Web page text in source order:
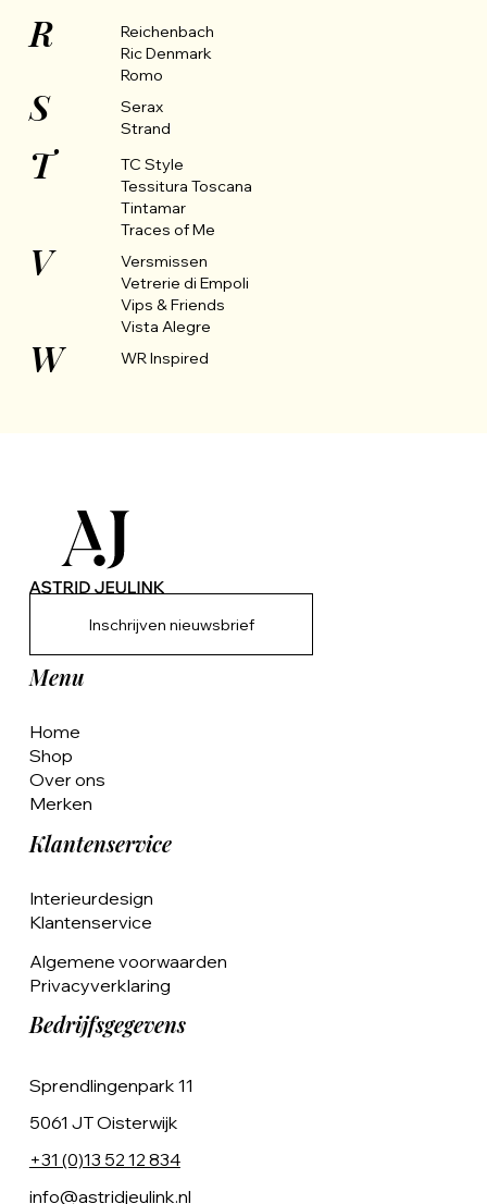
R
Reichenbach
Ric Denmark
Romo
S
Serax
Strand
T
TC Style
Tessitura Toscana
Tintamar
Traces of Me
V
Versmissen
Vetrerie di Empoli
Vips & Friends
Vista Alegre
W WR Inspired
Inschrijven nieuwsbrief
Menu
Home
Shop
Over ons
Merken
Klantenservice
Interieurdesign
Klantenservice
Algemene voorwaarden
Privacyverklaring
Bedrijfsgegevens
Sprendlingenpark 11
5061 JT Oisterwijk
+31 (0)13 52 12 834
info@astridjeulink.nl